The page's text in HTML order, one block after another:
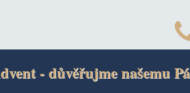
- důvěřujme našemu